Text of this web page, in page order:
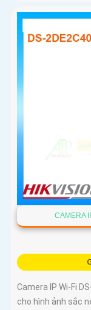
CAMERA
Camera IP Wi-Fi
cho hình ảnh sắc